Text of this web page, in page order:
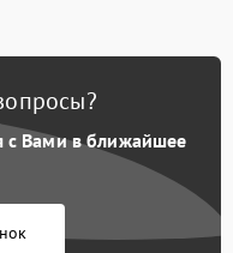
с Вами в ближайшее